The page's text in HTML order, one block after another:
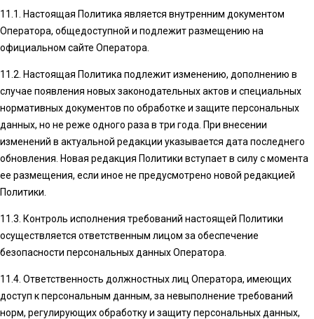
11.1. Настоящая Политика является внутренним документом
Оператора, общедоступной и подлежит размещению на
официальном сайте Оператора.
11.2. Настоящая Политика подлежит изменению, дополнению в
случае появления новых законодательных актов и специальных
нормативных документов по обработке и защите персональных
данных, но не реже одного раза в три года. При внесении
изменений в актуальной редакции указывается дата последнего
обновления. Новая редакция Политики вступает в силу с момента
ее размещения, если иное не предусмотрено новой редакцией
Политики.
11.3. Контроль исполнения требований настоящей Политики
осуществляется ответственным лицом за обеспечение
безопасности персональных данных Оператора.
11.4. Ответственность должностных лиц Оператора, имеющих
доступ к персональным данным, за невыполнение требований
норм, регулирующих обработку и защиту персональных данных,